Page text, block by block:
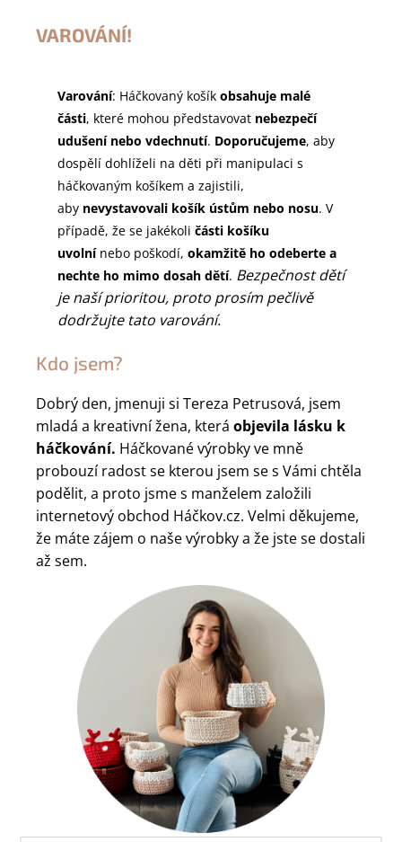
VAROVÁNÍ!
Varování: Háčkovaný košík obsahuje malé
části, které mohou představovat nebezpečí
udušení nebo vdechnutí. Doporučujeme, aby
dospělí dohlíželi na děti při manipulaci s
háčkovaným košíkem a zajistili,
aby nevystavovali košík ústům nebo nosu. V
případě, že se jakékoli části košíku
uvolní nebo poškodí, okamžitě ho odeberte a
nechte ho mimo dosah dětí. Bezpečnost dětí
je naší prioritou, proto prosím pečlivě
dodržujte tato varování.
Kdo jsem?
Dobrý den, jmenuji si Tereza Petrusová, jsem
mladá a kreativní žena, která objevila lásku k
háčkování. Háčkované výrobky ve mně
probouzí radost se kterou jsem se s Vámi chtěla
podělit, a proto jsme s manželem založili
internetový obchod Háčkov.cz. Velmi děkujeme,
že máte zájem o naše výrobky a že jste se dostali
až sem.